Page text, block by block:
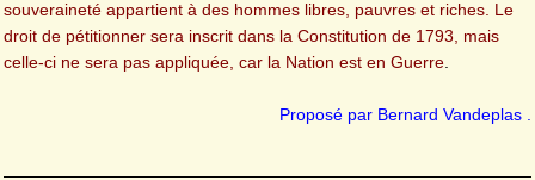
souveraineté appartient à des hommes libres, pauvres et riches. Le
droit de pétitionner sera inscrit dans la Constitution de 1793, mais
celle-ci ne sera pas appliquée, car la Nation est en Guerre.
Proposé par Bernard Vandeplas .